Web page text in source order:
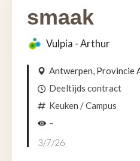
smaak
Vulpia - Arthur
Antwerpen, Provincie
Deeltijds contract
Keuken / Campus
-
3/7/26